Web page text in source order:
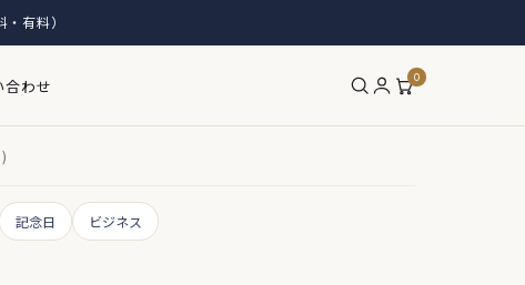
有料）
合わせ 0
記念日 ビジネス